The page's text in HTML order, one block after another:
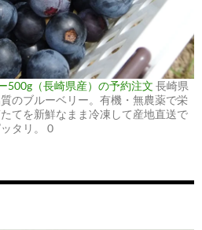
500g（長崎県産）の予約注文 長崎県
のブルーベリー。有機・無農薬で栄
てを新鮮なまま冷凍して産地直送で
タリ。 0